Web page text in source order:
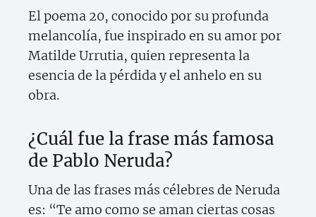
El poema 20, conocido por su profunda
melancolía, fue inspirado en su amor por
Matilde Urrutia, quien representa la
esencia de la pérdida y el anhelo en su
obra.
¿Cuál fue la frase más famosa
de Pablo Neruda?
Una de las frases más célebres de Neruda
es: “Te amo como se aman ciertas cosas